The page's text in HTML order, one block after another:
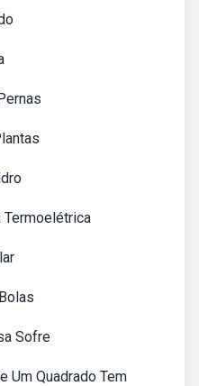
Termoelétrica
Sofre
Um Quadrado Tem